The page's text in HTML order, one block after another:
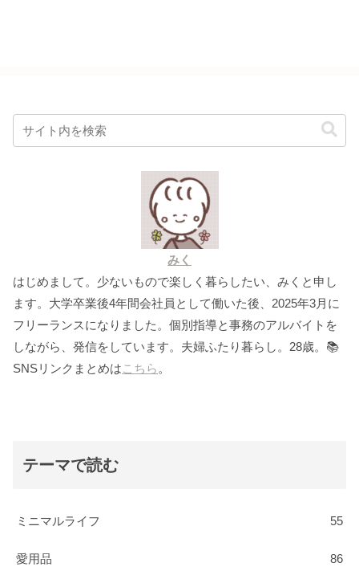
みく
はじめまして。少ないもので楽しく暮らしたい、みくと申し
ます。大学卒業後4年間会社員として働いた後、2025年3月に
フリーランスになりました。個別指導と事務のアルバイトを
しながら、発信をしています。夫婦ふたり暮らし。28歳。📚
SNSリンクまとめはこちら 。
テーマで読む
ミニマルライフ 55
愛用品 86